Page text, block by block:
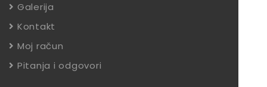
Galerija
Kontakt
Moj račun
Pitanja i odgovori